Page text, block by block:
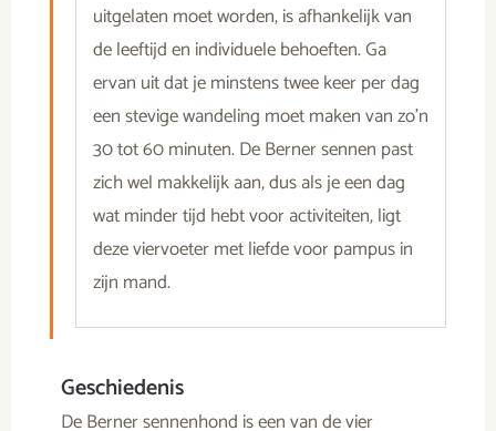
uitgelaten moet worden, is afhankelijk van
de leeftijd en individuele behoeften. Ga
ervan uit dat je minstens twee keer per dag
een stevige wandeling moet maken van zo’n
30 tot 60 minuten. De Berner sennen past
zich wel makkelijk aan, dus als je een dag
wat minder tijd hebt voor activiteiten, ligt
deze viervoeter met liefde voor pampus in
zijn mand.
Geschiedenis
De Berner sennenhond is een van de vier